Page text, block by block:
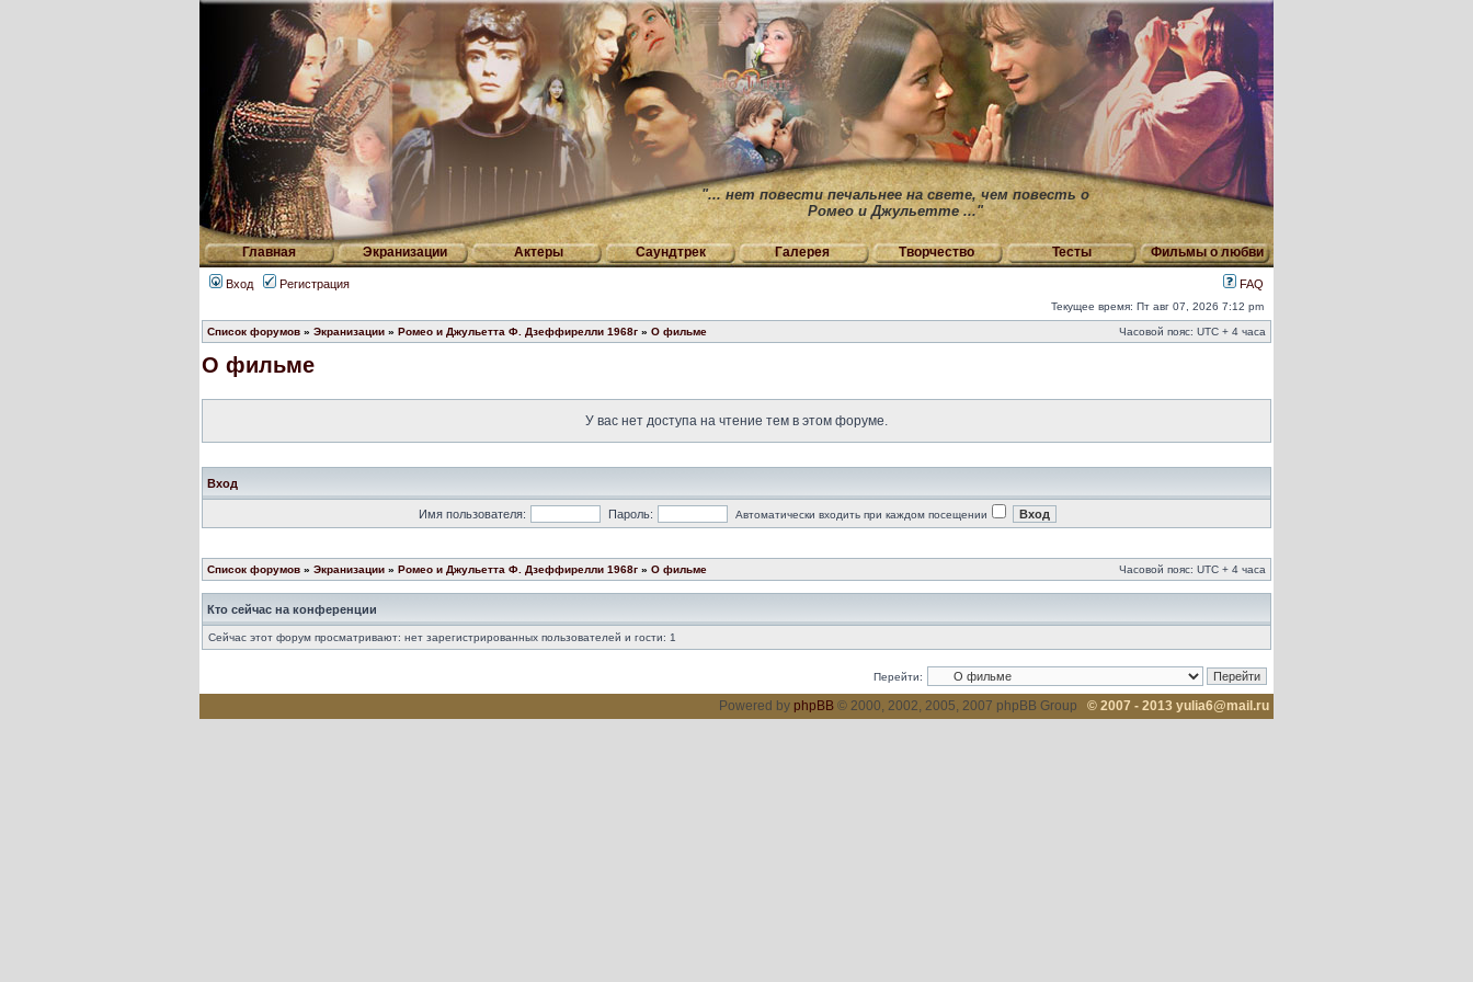
"... нет повести печальнее на свете, чем повесть о
Ромео и Джульетте ..."
Главная Экранизации Актеры Саундтрек Галерея Творчество Тесты Фильмы о любви
Вход Регистрация FAQ
Текущее время: Пт авг 07, 2026 7:12 pm
Список форумов » Экранизации » Ромео и Джульетта Ф. Дзеффирелли 1968г » О фильме Часовой пояс: UTC + 4 часа
О фильме
У вас нет доступа на чтение тем в этом форуме.
Вход
Имя пользователя: Пароль: Автоматически входить при каждом посещении
Список форумов » Экранизации » Ромео и Джульетта Ф. Дзеффирелли 1968г » О фильме Часовой пояс: UTC + 4 часа
Кто сейчас на конференции
Сейчас этот форум просматривают: нет зарегистрированных пользователей и гости: 1
Перейти:
Powered by phpBB © 2000, 2002, 2005, 2007 phpBB Group © 2007 - 2013 yulia6@mail.ru